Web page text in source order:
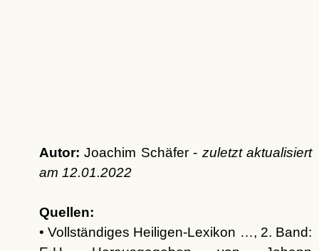
Autor: Joachim Schäfer - zuletzt aktualisiert
am 12.01.2022
Quellen:
• Vollständiges Heiligen-Lexikon …, 2. Band: